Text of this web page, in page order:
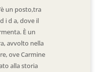
un posto,tra
i d a, dove il
È un
avvolto nella
ove Carmine
alla storia